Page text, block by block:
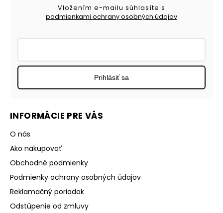
INFORMÁCIE PRE VÁS
O nás
Ako nakupovať
Obchodné podmienky
Podmienky ochrany osobných údajov
Reklamačný poriadok
Odstúpenie od zmluvy
Vložením e-mailu súhlasíte s
podmienkami ochrany osobných údajov
Prihlásiť sa